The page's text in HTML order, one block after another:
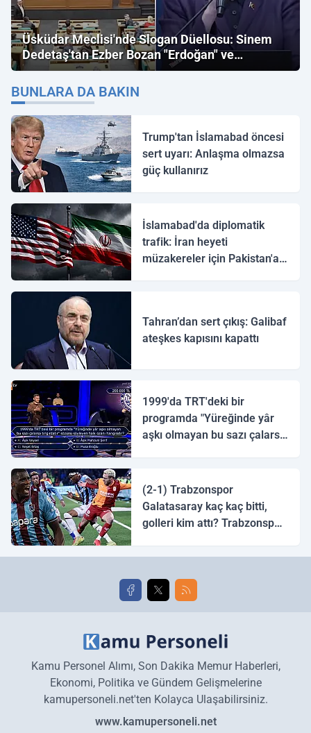
Üsküdar Meclisi'nde Slogan Düellosu: Sinem
Dedetaş'tan Ezber Bozan "Erdoğan" ve
"İmamoğlu" Çıkışı!
BUNLARA DA BAKIN
Trump'tan İslamabad öncesi
sert uyarı: Anlaşma olmazsa
güç kullanırız
İslamabad'da diplomatik
trafik: İran heyeti
müzakereler için Pakistan'a
Tahran’dan sert çıkış: Galibaf
ateşkes kapısını kapattı
1999'da TRT'deki bir
programda "Yüreğinde yâr
aşkı olmayan bu sazı çalarsa
(2-1) Trabzonspor
Galatasaray kaç kaç bitti,
golleri kim attı? Trabzonspor
golleri!
Kamu Personel Alımı, Son Dakika Memur Haberleri,
Ekonomi, Politika ve Gündem Gelişmelerine
kamupersoneli.net'ten Kolayca Ulaşabilirsiniz.
www.kamupersoneli.net